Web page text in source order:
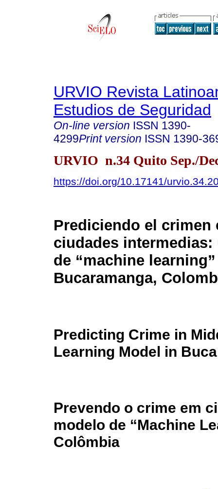
URVIO Revista
Estudios de Seguridad
On-line version ISSN 1390-
4299Print version ISSN 1390-
URVIO n.34 Quito Sep./
https://doi.org/10.17141/
Prediciendo el crimen
ciudades intermedias:
de “machine
Bucaramanga,
Predicting Crime in
Learning Model in
Prevendo o crime em
modelo de “Machine
Colômbia